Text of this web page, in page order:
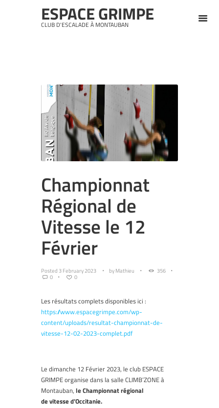
ESPACE GRIMPE
CLUB D'ESCALADE À MONTAUBAN
Championnat
Régional de
Vitesse le 12
Février
Posted 3 February 2023 byMathieu
356
0
0
Les résultats complets disponibles ici :
https://www.espacegrimpe.com/wp-
content/uploads/resultat-championnat-de-
vitesse-12-02-2023-complet.pdf
Le dimanche 12 Février 2023, le club ESPACE
GRIMPE organise dans la salle CLIMB’ZONE à
Montauban, leChampionnat régional
devitessed’Occitanie.